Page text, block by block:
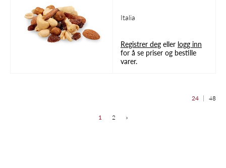
Italia
Registrer deg eller logg inn
for å se priser og bestille
varer.
24 48
1 2 »